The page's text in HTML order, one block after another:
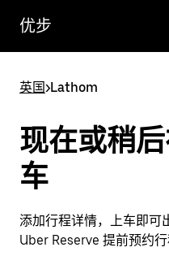
优步
英国>Lathom
现在或稍
车
添加行程详情，上车即
Uber Reserve 提前预约